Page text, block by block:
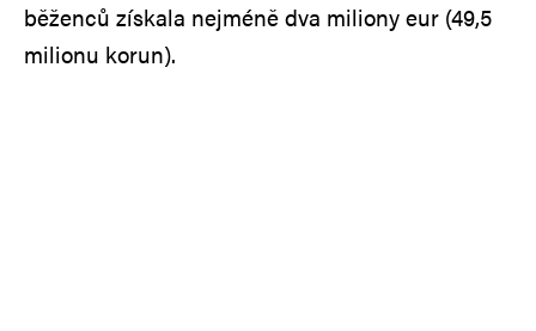
běženců získala nejméně dva miliony eur (49,5
milionu korun).